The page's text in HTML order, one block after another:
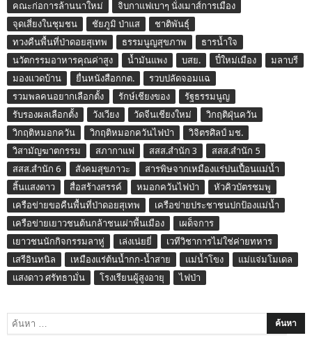
คณะก่อการล้านนาใหม่
จิบกาแฟเบาๆ นั่งเมาส์การเมือง
จุดเสี่ยงในชุมชน
ชัยภูมิ ป่าแส
ชาติพันธุ์
ทวงคืนพื้นที่ป่าดอยสุเทพ
ธรรมนูญสุขภาพ
ธารน้ำใจ
นวัตกรรมอาหารคุณค่าสูง
น้ำมันแพง บสย. ปี๋ใหม่เมือง
มลาบรี
มองแวดบ้าน
ยื่นหนังสือกกต.
รวบปลัดจอมแฉ
รวมพลคนอยากเลือกตั้ง
รักษ์เชียงของ
รัฐธรรมนูญ
รับรองผลเลือกตั้ง
วังเวียง วัดจีนเชียงใหม่
วิกฤติฝุ่นควัน
วิกฤติหมอกควัน
วิกฤติหมอกควันไฟป่า
วิจิตรศิลป์ มช.
วิสามัญฆาตกรรม
สภากาแฟ สสส.สำนัก 3
สสส.สำนัก 5
สสส.สำนัก 6
สังคมสุขภาวะ
สารพิษจากเหมืองแร่ปนเปื้อนแม่น้ำ
สิ้นแสงดาว
สื่อสร้างสรรค์ หมอกควันไฟป่า
หัวคิวบัตรชมพู
เครือข่ายขอคืนพื้นที่ป่าดอยสุเทพ
เครือข่ายประชาชนปกป้องแม่น้ำ
เครือข่ายเยาวชนต้นกล้าชนเผ่าพื้นเมือง
เผด็จการ
เยาวชนนักกิจกรรมลาหู่
เล่งเน่ยยี่
เวทีวิชาการไม่ใช่ค่ายทหาร
เสรีอินทนิล
เหมืองแร่ต้นน้ำกก-น้ำสาย แม่น้ำโขง
แม่แจ่มโมเดล
แสงดาว ศรัทธามั่น
โรงเรียนผู้สูงอายุ ไฟป่า